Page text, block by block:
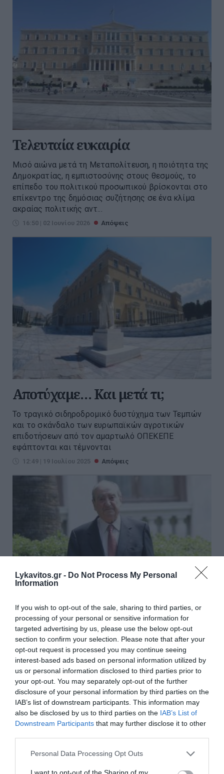
Lykavitos.gr - Do Not Process My Personal
Information
If you wish to opt-out of the sale, sharing to third parties, or
processing of your personal or sensitive information for
targeted advertising by us, please use the below opt-out
section to confirm your selection. Please note that after your
opt-out request is processed you may continue seeing
interest-based ads based on personal information utilized by
us or personal information disclosed to third parties prior to
your opt-out. You may separately opt-out of the further
disclosure of your personal information by third parties on the
IAB’s list of downstream participants. This information may
also be disclosed by us to third parties on the IAB’s List of
Downstream Participants that may further disclose it to other
Please note that this website/app uses one or more Google
not limited to your visit or usage behaviour. You may click to
Personal Data Processing Opt Outs
I want to opt-out of the Sharing of my
Τελευταία ευκαιρία
Μισό αιώνα μετά τη Μεταπολίτευση, η ποιότητα της
Δημοκρατίας, η εμπιστοσύνης στους θεσμούς, το
επίπεδο του πολιτικού προσωπικού βρίσκονται στο
επίκεντρο της δημόσιας συζήτησης σε ένα κλίμα
ακραίας πολιτικής αντ...
16:50 | 02 Ιουνίου 2026 Απόψεις
Αποτύχαμε… Και μετά τι;
Το τραγικό σιδηροδρομικό δυστύχημα των Τεμπών
και το σκάνδαλο των ευρωπαϊκών αγροτικών
επιδοτήσεων από τον αμαρτωλό ΟΠΕΚΕΠΕ
εφάπτονται και τέμνονται
12:49 | 19 Ιουλίου 2025 Απόψεις
Αν ζούσε… ο Κωνσταντίνος
Μητσοτάκης
Εάν είχε εφαρμοστεί η πολιτική του, δεν θα
χρεοκοπούσαμε. Θα περιοριστώ σε δύο ζητήματα
που πιστεύω ότι οι παρεμβάσεις του Κων.
Μητσοτάκη θα ήταν καθοριστικές. Η συνέντευξη του
Αντ. Σαμαρά στο Βήμα της Κυρια...
14:15 | 24 Νοεμβρίου 2024 Απόψεις